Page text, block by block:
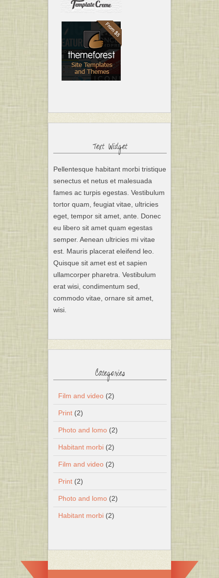
Text Widget
Pellentesque habitant morbi tristique
senectus et netus et malesuada
fames ac turpis egestas. Vestibulum
tortor quam, feugiat vitae, ultricies
eget, tempor sit amet, ante. Donec
eu libero sit amet quam egestas
semper. Aenean ultricies mi vitae
est. Mauris placerat eleifend leo.
Quisque sit amet est et sapien
ullamcorper pharetra. Vestibulum
erat wisi, condimentum sed,
commodo vitae, ornare sit amet,
wisi.
Categories
Film and video (2)
Print (2)
Photo and lomo (2)
Habitant morbi (2)
Film and video (2)
Print (2)
Photo and lomo (2)
Habitant morbi (2)